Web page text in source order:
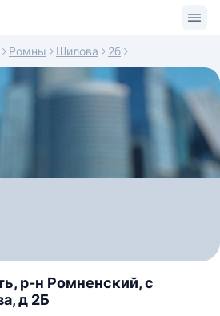
Ромны Шилова 2б
р-н Ромненский, с
д 2Б